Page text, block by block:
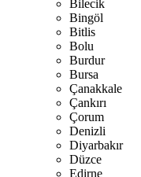
Bilecik
Bingöl
Bitlis
Bolu
Burdur
Bursa
Çanakkale
Çankırı
Çorum
Denizli
Diyarbakır
Düzce
Edirne